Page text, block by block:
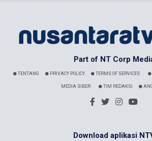
Part of NT Corp
TENTANG PRIVACY POLICY TERMS OF SERVICES
MEDIA SIBER TIM REDAKSI
Download aplikasi